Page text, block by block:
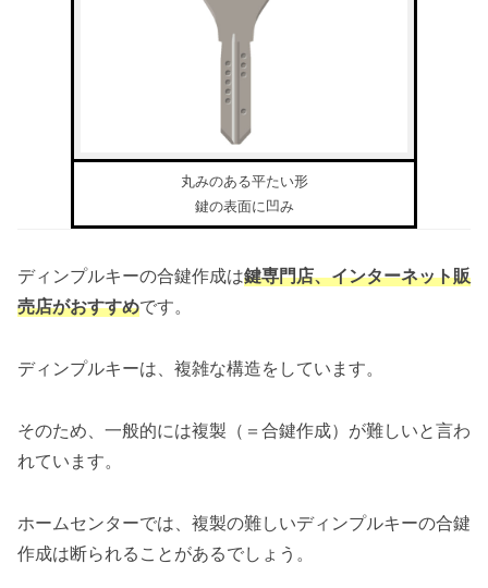
丸みのある平たい形
鍵の表面に凹み
ディンプルキーの合鍵作成は鍵専門店、インターネット販
売店がおすすめです。
ディンプルキーは、複雑な構造をしています。
そのため、一般的には複製（＝合鍵作成）が難しいと言わ
れています。
ホームセンターでは、複製の難しいディンプルキーの合鍵
作成は断られることがあるでしょう。